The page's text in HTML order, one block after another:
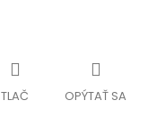
TLAČ OPÝTAŤ SA